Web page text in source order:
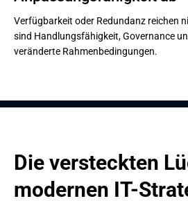
Verfügbarkeit oder Redundanz reichen
sind Handlungsfähigkeit, Governance
veränderte Rahmenbedingungen.
Die versteckten
modernen IT-